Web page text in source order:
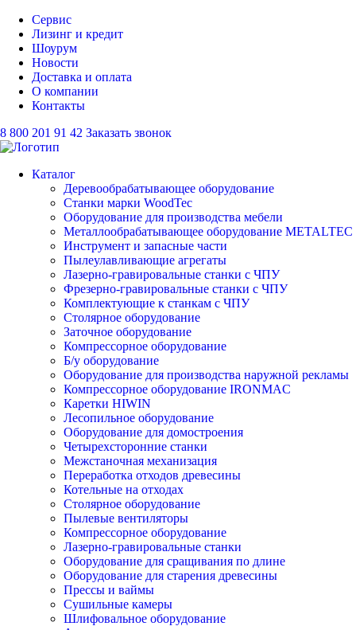
Сервис
Лизинг и кредит
Шоурум
Новости
Доставка и оплата
О компании
Контакты
8 800 201 91 42 Заказать звонок
Каталог
Деревообрабатывающее оборудование
Станки марки WoodTec
Оборудование для производства мебели
Металлообрабатывающее оборудование METALTEC
Инструмент и запасные части
Пылеулавливающие агрегаты
Лазерно-гравировальные станки с ЧПУ
Фрезерно-гравировальные станки с ЧПУ
Комплектующие к станкам с ЧПУ
Столярное оборудование
Заточное оборудование
Компрессорное оборудование
Б/у оборудование
Оборудование для производства наружной рекламы
Компрессорное оборудование IRONMAC
Каретки HIWIN
Лесопильное оборудование
Оборудование для домостроения
Четырехсторонние станки
Межстаночная механизация
Переработка отходов древесины
Котельные на отходах
Столярное оборудование
Пылевые вентиляторы
Компрессорное оборудование
Лазерно-гравировальные станки
Оборудование для сращивания по длине
Оборудование для старения древесины
Прессы и ваймы
Сушильные камеры
Шлифовальное оборудование